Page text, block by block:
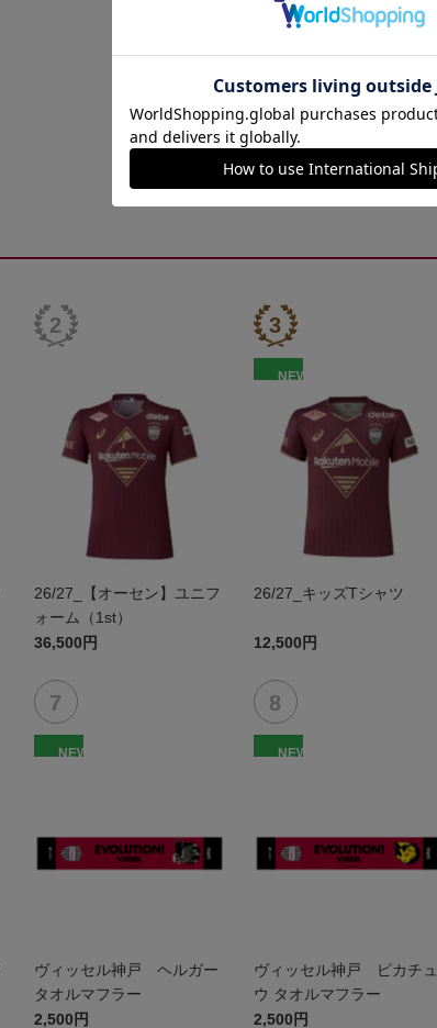
26/27_【オーセン】ユニフ
ォーム（1st）
36,500円
NEW
26/27_キッズTシャツ
12,500円
NEW
ヴィッセル神戸 ヘルガー
タオルマフラー
2,500円
NEW
ヴィッセル神戸 ピカチュ
ウ タオルマフラー
2,500円